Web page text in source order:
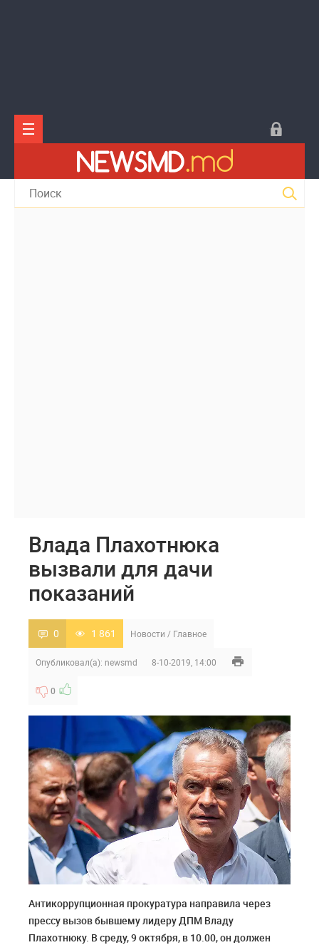
Влада Плахотнюка
вызвали для дачи
показаний
0 1 861 Новости / Главное
Опубликовал(а): newsmd 8-10-2019, 14:00
0
Антикоррупционная прокуратура направила через
прессу вызов бывшему лидеру ДПМ Владу
Плахотнюку. В среду, 9 октября, в 10.00, он должен